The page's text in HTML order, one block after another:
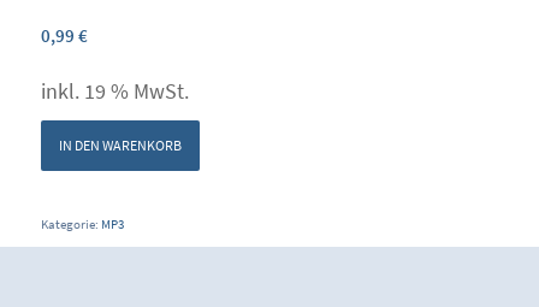
0,99 €
inkl. 19 % MwSt.
IN DEN WARENKORB
Kategorie: MP3